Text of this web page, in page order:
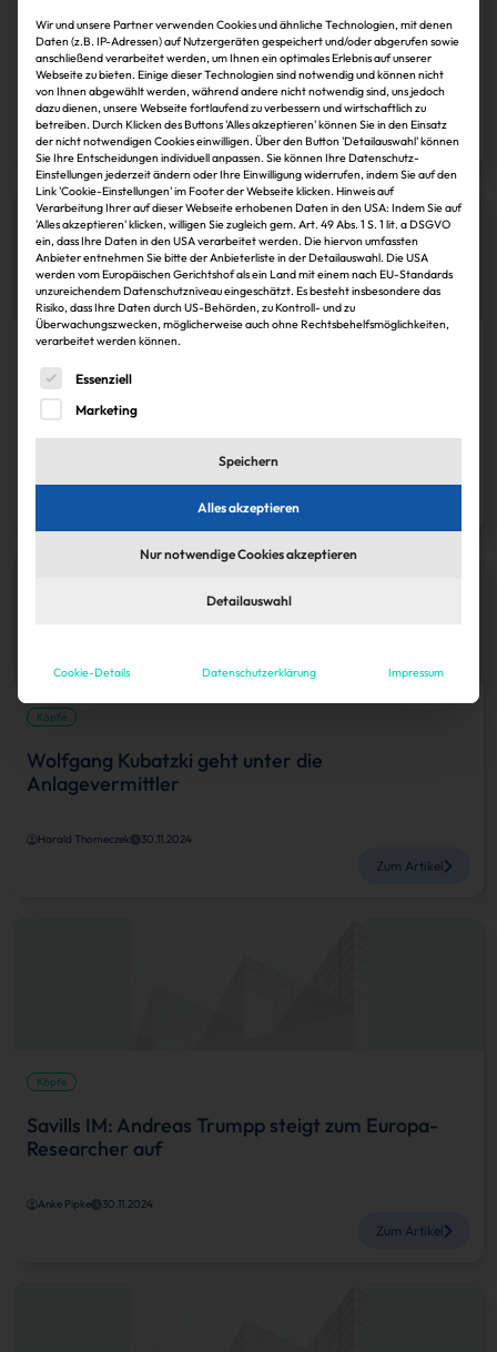
Savills IM findet Nachfolgelösung für Thomas
Gütle
Harald Thomeczek 30.11.2024
Zum Artikel
Sönke Ezell führt Transaktionsmanagementteam
von Savills IM
Köpfe
Wolfgang Kubatzki geht unter die
Anlagevermittler
Harald Thomeczek 30.11.2024
Zum Artikel
Köpfe
Savills IM: Andreas Trumpp steigt zum Europa-
Researcher auf
Anke Pipke 30.11.2024
Zum Artikel
Wir und unsere Partner verwenden Cookies und ähnliche Technologien, mit denen
Daten (z.B. IP-Adressen) auf Nutzergeräten gespeichert und/oder abgerufen sowie
anschließend verarbeitet werden, um Ihnen ein optimales Erlebnis auf unserer
Webseite zu bieten. Einige dieser Technologien sind notwendig und können nicht
von Ihnen abgewählt werden, während andere nicht notwendig sind, uns jedoch
dazu dienen, unsere Webseite fortlaufend zu verbessern und wirtschaftlich zu
betreiben. Durch Klicken des Buttons 'Alles akzeptieren' können Sie in den Einsatz
der nicht notwendigen Cookies einwilligen. Über den Button 'Detailauswahl' können
Sie Ihre Entscheidungen individuell anpassen. Sie können Ihre Datenschutz-
Einstellungen jederzeit ändern oder Ihre Einwilligung widerrufen, indem Sie auf den
Link 'Cookie-Einstellungen' im Footer der Webseite klicken. Hinweis auf
Verarbeitung Ihrer auf dieser Webseite erhobenen Daten in den USA: Indem Sie auf
'Alles akzeptieren' klicken, willigen Sie zugleich gem. Art. 49 Abs. 1 S. 1 lit. a DSGVO
ein, dass Ihre Daten in den USA verarbeitet werden. Die hiervon umfassten
Anbieter entnehmen Sie bitte der Anbieterliste in der Detailauswahl. Die USA
werden vom Europäischen Gerichtshof als ein Land mit einem nach EU-Standards
unzureichendem Datenschutzniveau eingeschätzt. Es besteht insbesondere das
Risiko, dass Ihre Daten durch US-Behörden, zu Kontroll- und zu
Überwachungszwecken, möglicherweise auch ohne Rechtsbehelfsmöglichkeiten,
verarbeitet werden können.
Es folgt eine Liste der Service-Gruppen, für die eine
Essenziell
Marketing
Speichern
Alles akzeptieren
Nur notwendige Cookies akzeptieren
Detailauswahl
Cookie-Details Datenschutzerklärung Impressum